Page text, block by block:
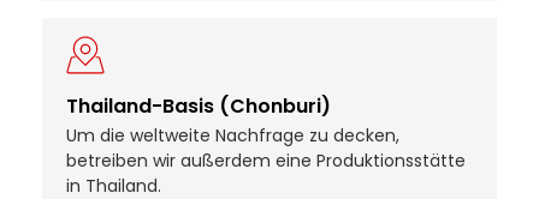
Thailand-Basis (Chonburi)
Um die weltweite Nachfrage zu decken,
betreiben wir außerdem eine Produktionsstätte
in Thailand.